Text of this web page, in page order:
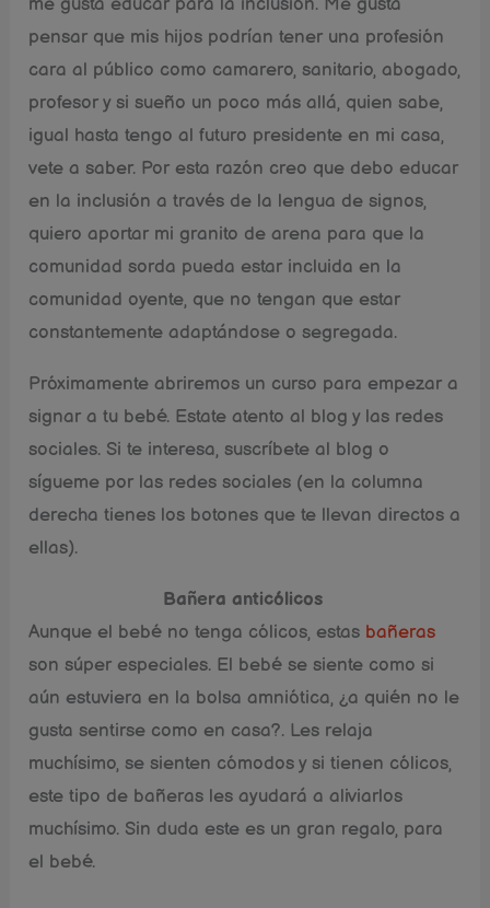
pensar que mis hijos podrían tener una profesión
cara al público como camarero, sanitario, abogado,
profesor y si sueño un poco más allá, quien sabe,
igual hasta tengo al futuro presidente en mi casa,
vete a saber. Por esta razón creo que debo educar
en la inclusión a través de la lengua de signos,
quiero aportar mi granito de arena para que la
comunidad sorda pueda estar incluida en la
comunidad oyente, que no tengan que estar
constantemente adaptándose o segregada.
Próximamente abriremos un curso para empezar a
signar a tu bebé. Estate atento al blog y las redes
sociales. Si te interesa, suscríbete al blog o
sígueme por las redes sociales (en la columna
derecha tienes los botones que te llevan directos a
ellas).
Bañera anticólicos
Aunque el bebé no tenga cólicos, estas bañeras
son súper especiales. El bebé se siente como si
aún estuviera en la bolsa amniótica, ¿a quién no le
gusta sentirse como en casa?. Les relaja
muchísimo, se sienten cómodos y si tienen cólicos,
este tipo de bañeras les ayudará a aliviarlos
muchísimo. Sin duda este es un gran regalo, para
el bebé.